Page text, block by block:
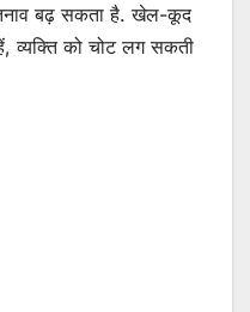
बढ़ सकता है. खेल-कूद
व्यक्ति को चोट लग सकती